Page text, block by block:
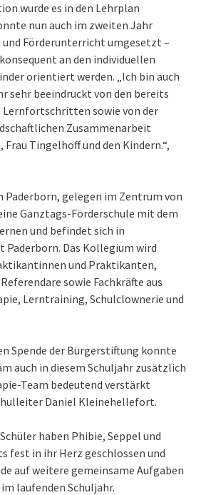
wurde es in den Lehrplan
nun auch im zweiten Jahr
Förderunterricht umgesetzt –
an den individuellen
orientiert werden. „Ich bin auch
sehr beeindruckt von den bereits
sowie von der
Zusammenarbeit
Frau Tingelhoff und den Kindern.“,
Paderborn, gelegen im Zentrum von
Ganztags-Förderschule mit dem
und befindet sich in
Paderborn. Das Kollegium wird
und Praktikanten,
sowie Fachkräfte aus
Lerntraining, Schulclownerie und
Spende der Bürgerstiftung konnte
auch in diesem Schuljahr zusätzlich
Team bedeutend verstärkt
Daniel Kleinehellefort.
haben Phibie, Seppel und
fest in ihr Herz geschlossen und
auf weitere gemeinsame Aufgaben
laufenden Schuljahr.